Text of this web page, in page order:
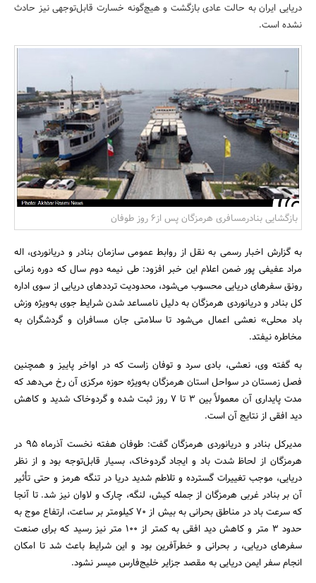
مسکن و ساختمان
جستجو
دریایی ایران به حالت عادی بازگشت و هیچ‌گونه خسارت قابل‌توجهی نیز حادث
نشده است.
بازگشایی بنادرمسافری هرمزگان پس از6 روز طوفان
به گزارش اخبار رسمی به نقل از روابط عمومی سازمان بنادر و دریانوردی، اله
مراد عفیفی پور ضمن اعلام این خبر افزود: طی نیمه دوم سال که دوره زمانی
رونق سفرهای دریایی محسوب می‌شود، محدودیت ترددهای دریایی از سوی اداره
کل بنادر و دریانوردی هرمزگان به دلیل نامساعد شدن شرایط جوی به‌ویژه وزش
باد محلی» نعشی اعمال می‌شود تا سلامتی جان مسافران و گردشگران به
مخاطره نیفتد.
به گفته وی، نعشی، بادی سرد و توفان زاست که در اواخر پاییز و همچنین
فصل زمستان در سواحل استان هرمزگان به‌ویژه حوزه مرکزی آن رخ می‌دهد که
مدت پایداری آن معمولاً بین 3 تا 7 روز ثبت شده و گردوخاک شدید و کاهش
دید افقی از نتایج آن است.
مدیرکل بنادر و دریانوردی هرمزگان گفت: طوفان هفته نخست آذرماه 95 در
هرمزگان از لحاظ شدت باد و ایجاد گردوخاک، بسیار قابل‌توجه بود و از نظر
دریایی، موجب تغییرات گسترده و تلاطم شدید دریا در تنگه هرمز و حتی تأثیر
آن بر بنادر غربی هرمزگان از جمله کیش، لنگه، چارک و لاوان نیز شد. تا آنجا
که سرعت باد در مناطق بحرانی به بیش از 70 کیلومتر بر ساعت، ارتفاع موج به
حدود 3 متر و کاهش دید افقی به کمتر از 100 متر نیز رسید که برای صنعت
سفرهای دریایی، ر بحرانی و خطرآفرین بود و این شرایط باعث شد تا امکان
انجام سفر ایمن دریایی به مقصد جزایر خلیج‌فارس میسر نشود.